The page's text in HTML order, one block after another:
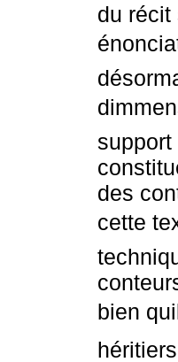
du récit
des
cette
bien